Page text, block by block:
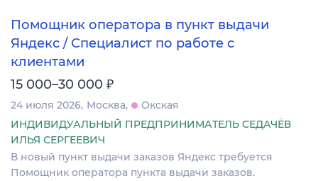
Помощник оператора в пункт выдачи
Яндекс / Специалист по работе с
клиентами
15 000–30 000 ₽
24 июля 2026 Москва
Окская
ИНДИВИДУАЛЬНЫЙ ПРЕДПРИНИМАТЕЛЬ СЕДАЧЁВ
ИЛЬЯ СЕРГЕЕВИЧ
В новый пункт выдачи заказов Яндекс требуется
Помощник оператора пункта выдачи заказов.